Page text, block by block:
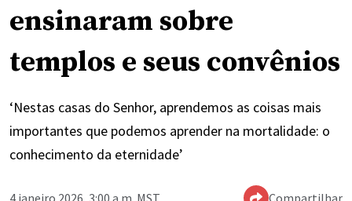
ensinaram sobre
templos e seus convênios
‘Nestas casas do Senhor, aprendemos as coisas mais
importantes que podemos aprender na mortalidade: o
conhecimento da eternidade’